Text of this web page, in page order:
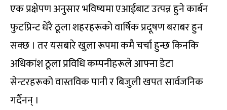
एक प्रक्षेपण अनुसार भविष्यमा एआईबाट उत्पन्न हुने कार्बन
फुटप्रिन्ट धेरै ठूला शहरहरूको वार्षिक प्रदूषण बराबर हुन
सक्छ । तर यसबारे खुला रूपमा कमै चर्चा हुन्छ किनकि
अधिकांश ठूला प्रविधि कम्पनीहरूले आफ्ना डेटा
सेन्टरहरूको वास्तविक पानी र बिजुली खपत सार्वजनिक
गर्दैनन् ।